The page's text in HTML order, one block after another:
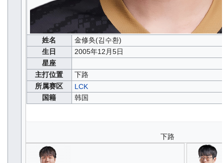
姓名
金修奂(김수환)
生日
2005年12月5日
星座
主打位置
下路
所属赛区
LCK
国籍
韩国
下路